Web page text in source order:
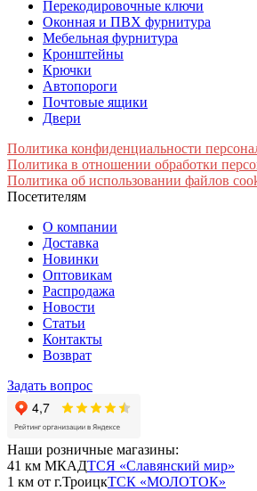
Перекодировочные ключи
Оконная и ПВХ фурнитура
Мебельная фурнитура
Кронштейны
Крючки
Автопороги
Почтовые ящики
Двери
Политика конфиденциальности
Политика в отношении обработки
Политика об использовании файлов
Посетителям
О компании
Доставка
Новинки
Оптовикам
Распродажа
Новости
Статьи
Контакты
Возврат
Задать вопрос
Наши розничные магазины:
41 км МКАДТСЯ «Славянский мир»
1 км от г.ТроицкТСК «МОЛОТОК»